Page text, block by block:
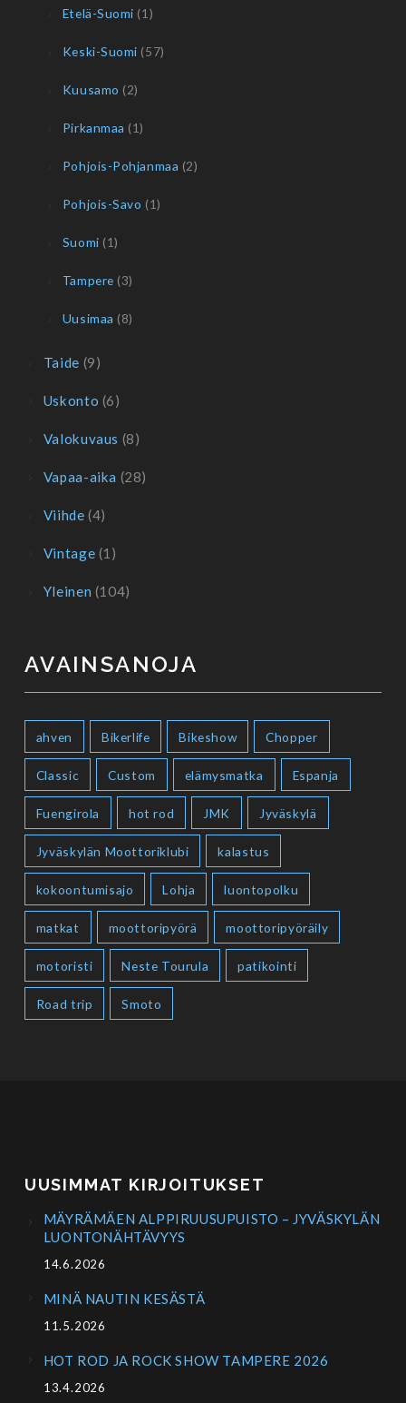
Etelä-Suomi (1)
Keski-Suomi (57)
Kuusamo (2)
Pirkanmaa (1)
Pohjois-Pohjanmaa (2)
Pohjois-Savo (1)
Suomi (1)
Tampere (3)
Uusimaa (8)
Taide (9)
Uskonto (6)
Valokuvaus (8)
Vapaa-aika (28)
Viihde (4)
Vintage (1)
Yleinen (104)
AVAINSANOJA
ahven Bikerlife Bikeshow Chopper
Classic Custom elämysmatka Espanja
Fuengirola hot rod JMK Jyväskylä
Jyväskylän Moottoriklubi kalastus
kokoontumisajo Lohja luontopolku
matkat moottoripyörä moottoripyöräily
motoristi Neste Tourula patikointi
Road trip Smoto
UUSIMMAT KIRJOITUKSET
MÄYRÄMÄEN ALPPIRUUSUPUISTO – JYVÄSKYLÄN
LUONTONÄHTÄVYYS
14.6.2026
MINÄ NAUTIN KESÄSTÄ
11.5.2026
HOT ROD JA ROCK SHOW TAMPERE 2026
13.4.2026